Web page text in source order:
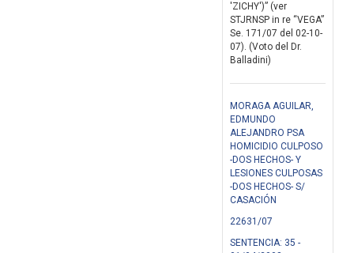
'ZICHY')” (ver
STJRNSP in re “VEGA”
Se. 171/07 del 02-10-
07). (Voto del Dr.
Balladini)
MORAGA AGUILAR,
EDMUNDO
ALEJANDRO PSA
HOMICIDIO CULPOSO
-DOS HECHOS- Y
LESIONES CULPOSAS
-DOS HECHOS- S/
CASACIÓN
22631/07
SENTENCIA: 35 -